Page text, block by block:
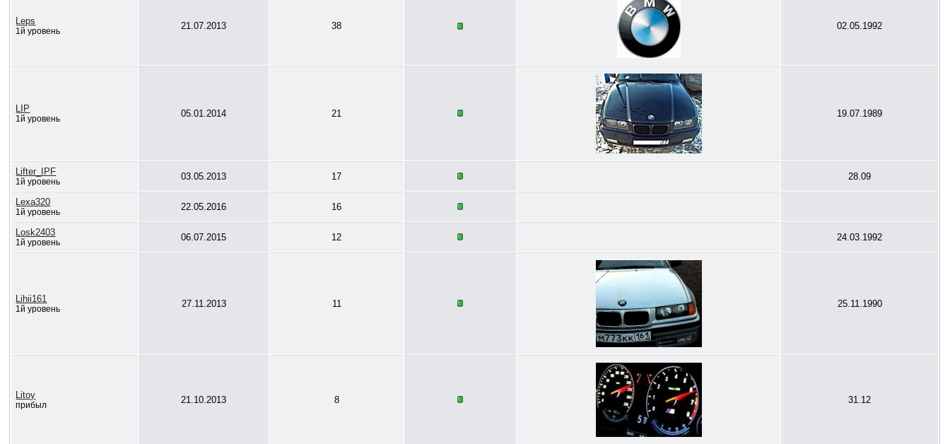
Leps
1й уровень 21.07.2013 38 02.05.1992
LIP
1й уровень 05.01.2014 21 19.07.1989
Lifter_IPF
1й уровень 03.05.2013 17 28.09
Lexa320
1й уровень 22.05.2016 16
Losk2403
1й уровень 06.07.2015 12 24.03.1992
Lihii161
1й уровень 27.11.2013 11 25.11.1990
Litoy
прибыл 21.10.2013 8 31.12